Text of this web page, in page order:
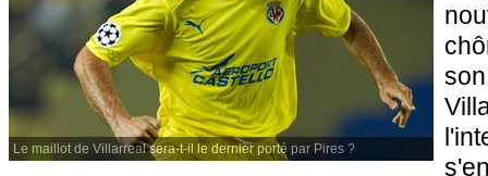
Le maillot de Villarreal sera-t-il le dernier porté par Pires ?